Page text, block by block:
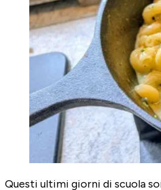
Questi ultimi giorni di scuola